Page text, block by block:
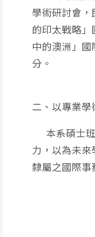
學術研討會
的印太戰略
中的澳洲」
分。
二、以專業
本系碩士班
力，以為未
隸屬之國際事